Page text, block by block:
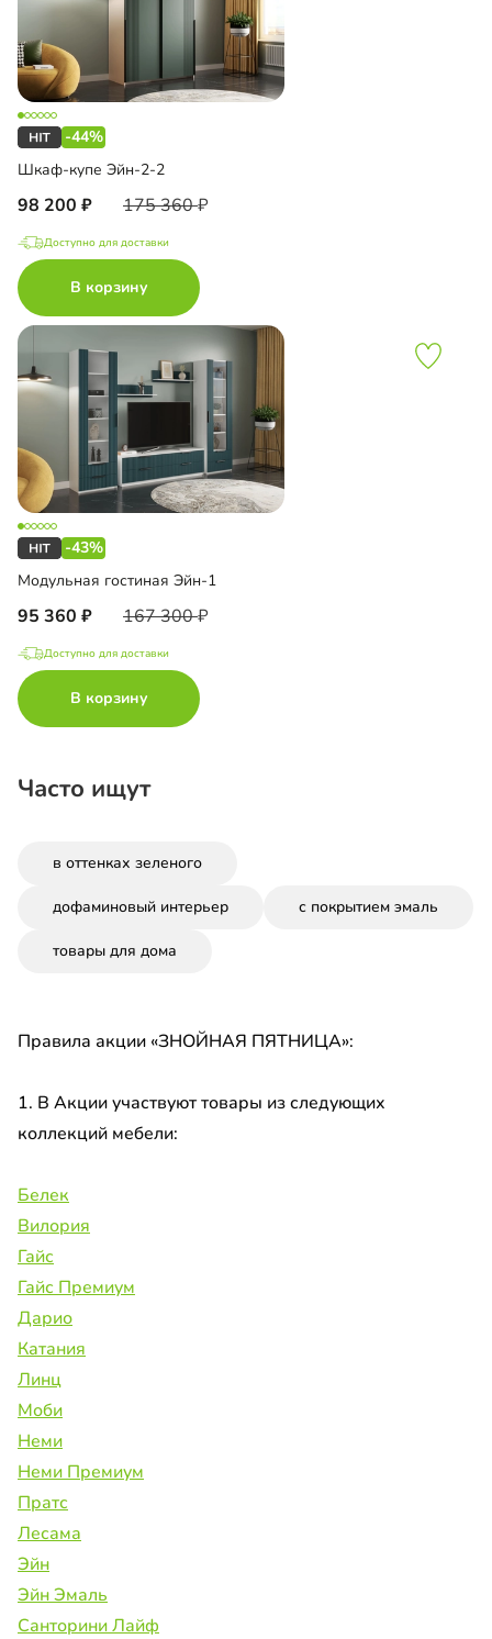
-44%
Шкаф-купе Эйн-2-2
98 200 175 360
Доступно для доставки
В корзину
-43%
Модульная гостиная Эйн-1
95 360 167 300
Доступно для доставки
В корзину
Часто ищут
в оттенках зеленого
дофаминовый интерьер с покрытием эмаль
товары для дома
Правила акции «ЗНОЙНАЯ ПЯТНИЦА»:
1. В Акции участвуют товары из следующих
коллекций мебели:
Белек
Вилория
Гайс
Гайс Премиум
Дарио
Катания
Линц
Моби
Неми
Неми Премиум
Пратс
Лесама
Эйн
Эйн Эмаль
Санторини Лайф